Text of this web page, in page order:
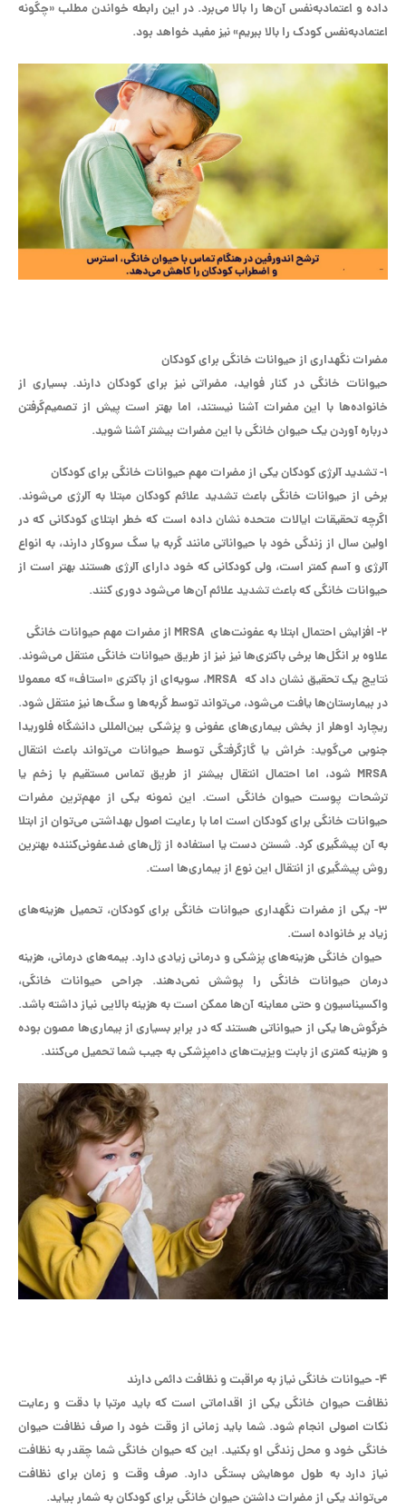
داده و اعتمادبه‌نفس آن‌ها را بالا می‌برد. در این رابطه خواندن مطلب «چگونه
اعتمادبه‌نفس کودک را بالا ببریم» نیز مفید خواهد بود.
مضرات نگهداری از حیوانات خانگی برای کودکان
حیوانات خانگی در کنار فواید، مضراتی نیز برای کودکان دارند. بسیاری از
خانواده‌ها با این مضرات آشنا نیستند، اما بهتر است پیش از تصمیم‌گرفتن
درباره آوردن یک حیوان خانگی با این مضرات بیشتر آشنا شوید.
۱- تشدید آلرژی کودکان یکی از مضرات مهم حیوانات خانگی برای کودکان
برخی از حیوانات خانگی باعث تشدید علائم کودکان مبتلا به آلرژی می‌شوند.
اگرچه تحقیقات ایالات متحده نشان داده است که خطر ابتلای کودکانی که در
اولین سال از زندگی خود با حیواناتی مانند گربه یا سگ سروکار دارند، به انواع
آلرژی و آسم کمتر است، ولی کودکانی که خود دارای آلرژی هستند بهتر است از
حیوانات خانگی که باعث تشدید علائم آن‌ها می‌شود دوری کنند.
۲- افزایش احتمال ابتلا به عفونت‌های MRSA از مضرات مهم حیوانات خانگی
علاوه بر انگل‌ها برخی باکتری‌ها نیز نیز از طریق حیوانات خانگی منتقل می‌شوند.
نتایج یک تحقیق نشان داد که MRSA، سویه‌ای از باکتری «استاف» که معمولا
در بیمارستان‌ها یافت می‌شود، می‌تواند توسط گربه‌ها و سگ‌ها نیز منتقل شود.
ریچارد اوهلر از بخش بیماری‌های عفونی و پزشکی بین‌المللی دانشگاه فلوریدا
جنوبی می‌گوید: خراش یا گازگرفتگی توسط حیوانات می‌تواند باعث انتقال
MRSA شود، اما احتمال انتقال بیشتر از طریق تماس مستقیم با زخم یا
ترشحات پوست حیوان خانگی است. این نمونه یکی از مهم‌ترین مضرات
حیوانات خانگی برای کودکان است اما با رعایت اصول بهداشتی می‌توان از ابتلا
به آن پیشگیری کرد. شستن دست یا استفاده از ژل‌های ضدعفونی‌کننده بهترین
روش پیشگیری از انتقال این نوع از بیماری‌ها است.
۳- یکی از مضرات نگهداری حیوانات خانگی برای کودکان، تحمیل هزینه‌های
زیاد بر خانواده است.
حیوان خانگی هزینه‌های پزشکی و درمانی زیادی دارد. بیمه‌های درمانی، هزینه
درمان حیوانات خانگی را پوشش نمی‌دهند. جراحی حیوانات خانگی،
واکسیناسیون و حتی معاینه آن‌ها ممکن است به هزینه بالایی نیاز داشته باشد.
خرگوش‌ها یکی از حیواناتی هستند که در برابر بسیاری از بیماری‌ها مصون بوده
و هزینه کمتری از بابت ویزیت‌های دامپزشکی به جیب شما تحمیل می‌کنند.
۴- حیوانات خانگی نیاز به مراقبت و نظافت دائمی دارند
نظافت حیوان خانگی یکی از اقداماتی است که باید مرتبا با دقت و رعایت
نکات اصولی انجام شود. شما باید زمانی از وقت خود را صرف نظافت حیوان
خانگی خود و محل زندگی او بکنید. این که حیوان خانگی شما چقدر به نظافت
نیاز دارد به طول موهایش بستگی دارد. صرف وقت و زمان برای نظافت
می‌تواند یکی از مضرات داشتن حیوان خانگی برای کودکان به شمار بیاید.